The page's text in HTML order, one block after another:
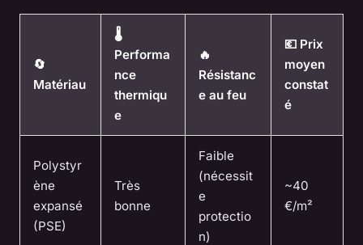
🔄
Matériau
🌡️
Performa
nce
thermiqu
e
🔥
Résistanc
e au feu
💶 Prix
moyen
constat
é
Polystyr
ène
expansé
(PSE)
Très
bonne
Faible
(nécessit
e
protectio
n)
~40
€/m²